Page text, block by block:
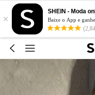
×
SHEIN - Moda
Baixe o App e